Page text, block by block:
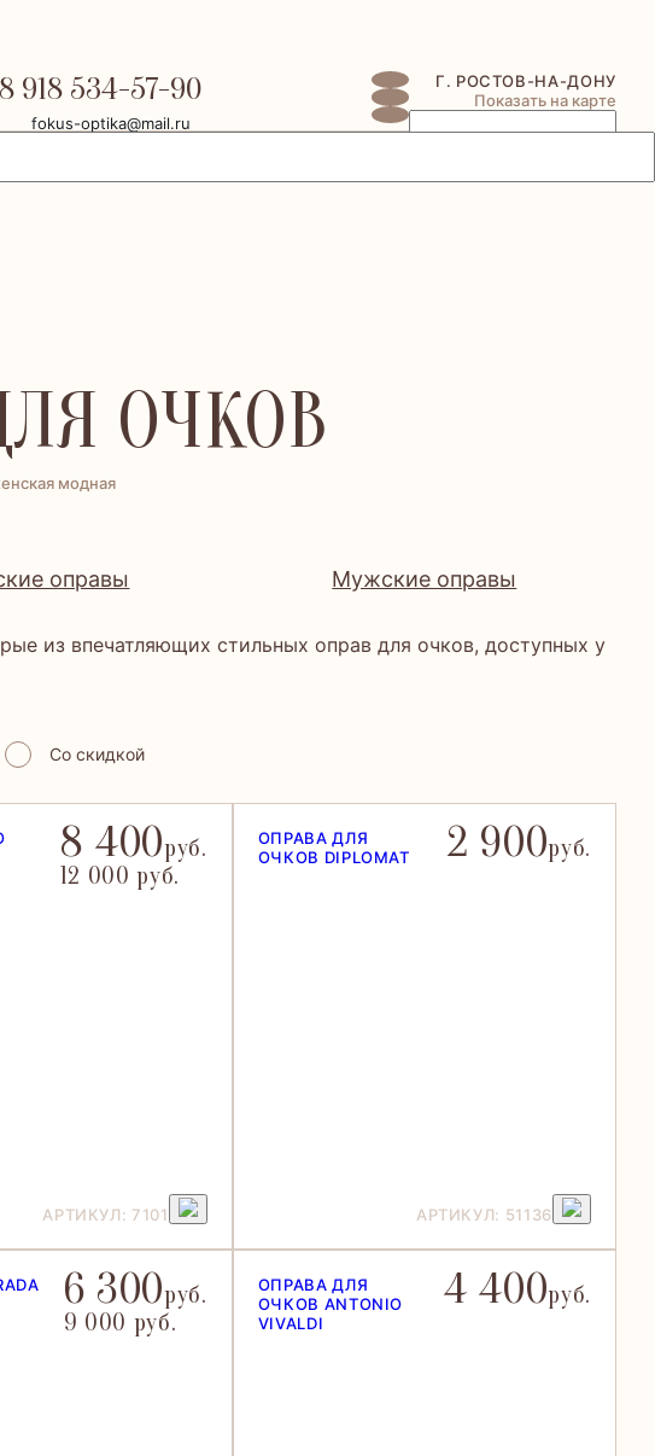
8 918 534-57-90
fokus-optika@mail.ru
Г. РОСТОВ-НА-ДОНУ
Показать на карте
ОЧКОВ
модная
оправы Мужские оправы
из впечатляющих стильных оправ для очков, доступных у
Со скидкой
8 400руб.
12 000 руб.
АРТИКУЛ: 7101
ОПРАВА ДЛЯ
ОЧКОВ DIPLOMAT
2 900руб.
АРТИКУЛ: 51136
6 300руб.
9 000 руб.
ОПРАВА ДЛЯ
ОЧКОВ ANTONIO
VIVALDI
4 400руб.